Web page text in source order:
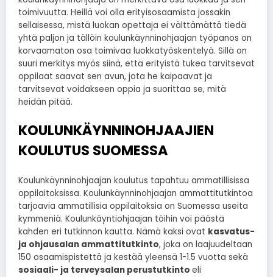
toimivuutta. Heillä voi olla erityisosaamista jossakin
sellaisessa, mistä luokan opettaja ei välttämättä tiedä
yhtä paljon ja tällöin koulunkäynninohjaajan työpanos on
korvaamaton osa toimivaa luokkatyöskentelyä. Sillä on
suuri merkitys myös siinä, että erityistä tukea tarvitsevat
oppilaat saavat sen avun, jota he kaipaavat ja
tarvitsevat voidakseen oppia ja suorittaa se, mitä
heidän pitää.
KOULUNKÄYNNINOHJAAJIEN
KOULUTUS SUOMESSA
Koulunkäynninohjaajan koulutus tapahtuu ammatillisissa
oppilaitoksissa. Koulunkäynninohjaajan ammattitutkintoa
tarjoavia ammatillisia oppilaitoksia on Suomessa useita
kymmeniä. Koulunkäyntiohjaajan töihin voi päästä
kahden eri tutkinnon kautta. Nämä kaksi ovat kasvatus-
ja ohjausalan ammattitutkinto, joka on laajuudeltaan
150 osaamispistettä ja kestää yleensä 1-1.5 vuotta sekä
sosiaali- ja terveysalan perustutkinto eli